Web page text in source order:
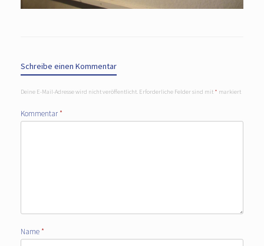
Schreibe einen Kommentar
Deine E-Mail-Adresse wird nicht veröffentlicht. Erforderliche Felder sind mit * markiert
Kommentar *
Name *